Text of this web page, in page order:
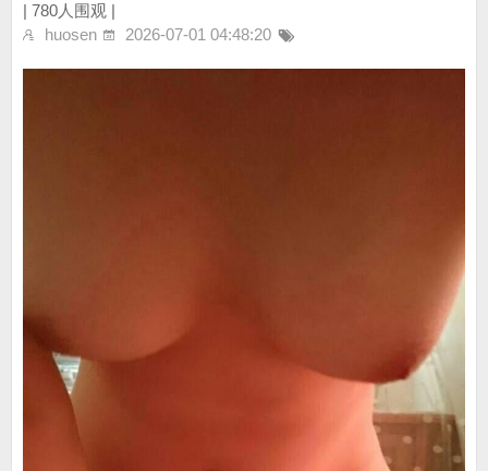
| 780人围观 |
huosen
2026-07-01 04:48:20